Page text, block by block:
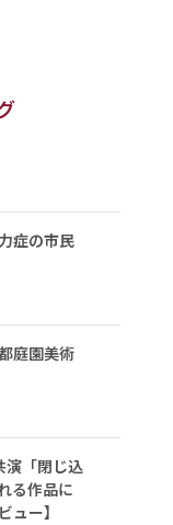
症の市民
庭園美術
演「閉じ込
る作品に
ー】